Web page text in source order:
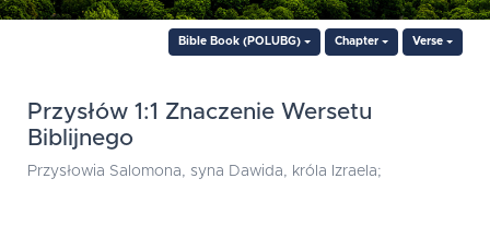
Bible Book (POLUBG) Chapter Verse
Przysłów 1:1 Znaczenie Wersetu
Biblijnego
Przysłowia Salomona, syna Dawida, króla Izraela;